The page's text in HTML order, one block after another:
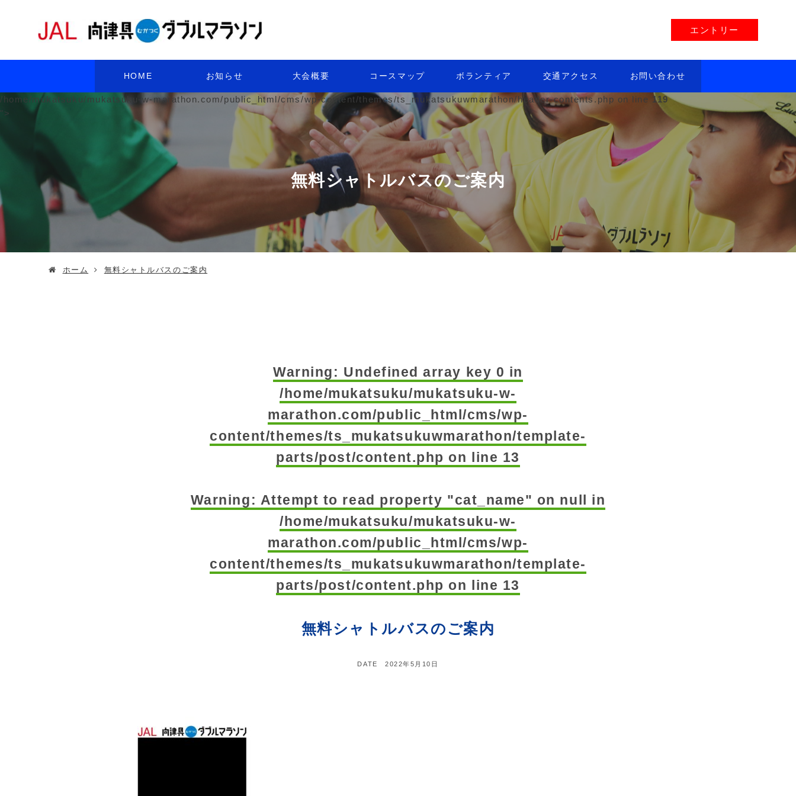
エントリー
HOME お知らせ 大会概要 コースマップ ボランティア 交通アクセス お問い合わせ
/home/mukatsuku/mukatsuku-w-marathon.com/public_html/cms/wp-content/themes/ts_mukatsukuwmarathon/header-contents.php on line 119
">
無料シャトルバスのご案内
ホーム 無料シャトルバスのご案内
Warning: Undefined array key 0 in
/home/mukatsuku/mukatsuku-w-
marathon.com/public_html/cms/wp-
content/themes/ts_mukatsukuwmarathon/template-
parts/post/content.php on line 13
Warning: Attempt to read property "cat_name" on null in
/home/mukatsuku/mukatsuku-w-
marathon.com/public_html/cms/wp-
content/themes/ts_mukatsukuwmarathon/template-
parts/post/content.php on line 13
無料シャトルバスのご案内
DATE2022年5月10日